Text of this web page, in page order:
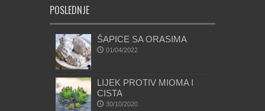
POSLEDNJE
ŠAPICE SA ORASIMA
01/04/2022
LIJEK PROTIV MIOMA I
CISTA
30/10/2020